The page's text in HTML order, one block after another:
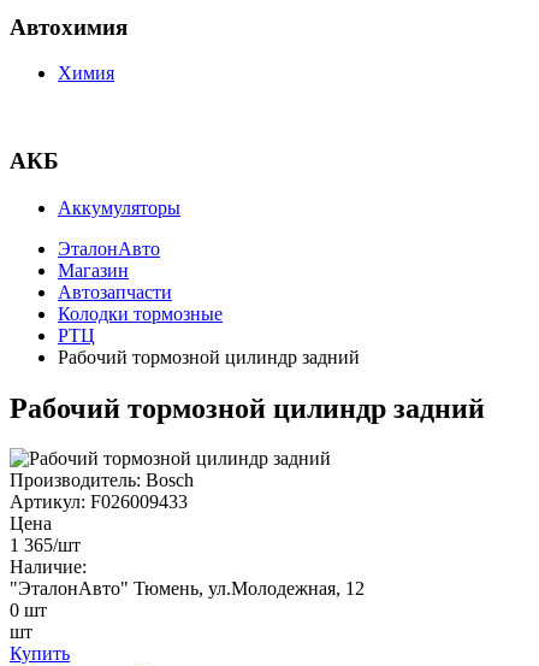
Автохимия
Химия
АКБ
Аккумуляторы
ЭталонАвто
Магазин
Автозапчасти
Колодки тормозные
РТЦ
Рабочий тормозной цилиндр задний
Рабочий тормозной цилиндр задний
Производитель: Bosch
Артикул: F026009433
Цена
1 365/шт
Наличие:
"ЭталонАвто" Тюмень, ул.Молодежная, 12
0 шт
шт
Купить